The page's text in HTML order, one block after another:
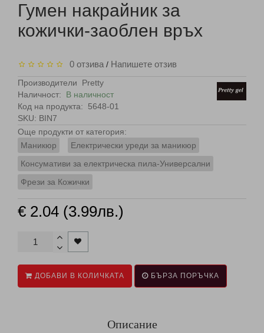
Гумен накрайник за
кожички-заоблен връх
0 отзива / Напишете отзив
Производители
Pretty
Наличност: В наличност
Код на продукта:
5648-01
SKU: BIN7
Още продукти от категория:
Маникюр
Електрически уреди за маникюр
Консумативи за електрическа пила-Универсални
Фрези за Кожички
€ 2.04 (3.99лв.)
ДОБАВИ В КОЛИЧКАТА БЪРЗА ПОРЪЧКА
Описание